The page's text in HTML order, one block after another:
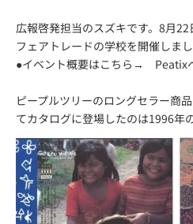
広報啓発担当のスズキです。8月22
フェアトレードの学校を開催しま
●イベント概要はこちら→ Peatix
ピープルツリーのロングセラー商
てカタログに登場したのは1996年